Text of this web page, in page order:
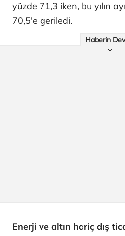
yüzde 71,3 iken, bu yılın
70,5'e geriledi.
Haberin
Enerji ve altın hariç dış